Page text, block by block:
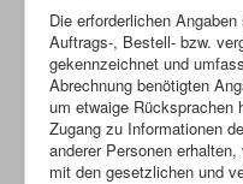
Die erforderlichen
Auftrags-, Bestell- bzw.
gekennzeichnet und
Abrechnung benötigten
um etwaige Rücksprachen
Zugang zu Informationen
anderer Personen
mit den gesetzlichen und